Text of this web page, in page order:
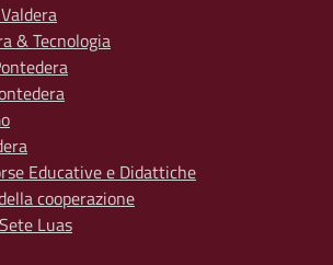
& Tecnologia
Educative e Didattiche
cooperazione
Luas